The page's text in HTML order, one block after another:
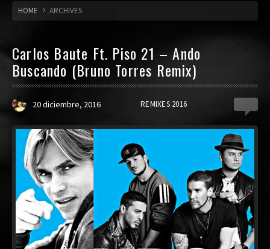
HOME ARCHIVES
Carlos Baute Ft. Piso 21 – Ando
Buscando (Bruno Torres Remix)
20 diciembre, 2016 REMIXES 2016